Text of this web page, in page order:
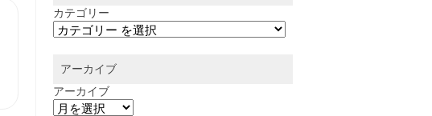
カテゴリー
アーカイブ
アーカイブ